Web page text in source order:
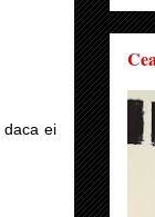
daca ei